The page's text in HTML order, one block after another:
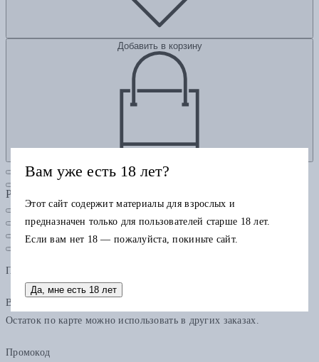
Добавить в корзину
Рубрики
Подарочная карта
В одном заказе можно применить только одну подарочную карту.
Остаток по карте можно использовать в других заказах.
Промокод
Вам уже есть 18 лет?
Этот сайт содержит материалы для взрослых и
предназначен только для пользователей старше 18 лет.
Если вам нет 18 — пожалуйста, покиньте сайт.
Да, мне есть 18 лет